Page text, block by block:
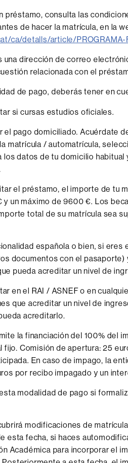
préstamo, consulta las
de hacer la matrícula, en la
ca/detalls/article/
una dirección de correo
relacionada con el
de pago, deberás tener en
si cursas estudios oficiales.
el pago domiciliado. Acuérdate
matrícula / automatrícula,
los datos de tu domicilio
el préstamo, el importe de tu
y un máximo de 9600 €. Los
total de su matrícula sea
española o bien, si eres
documentos con el pasaporte)
pueda acreditar un nivel de
en el RAI / ASNEF o en
que acreditar un nivel de
acreditarlo.
la financiación del 100% del
fijo. Comisión de apertura: 25
En caso de impago, la
por recibo impagado y un
modalidad de pago si
modificaciones de
esta fecha, si haces
Académica para incorporar el